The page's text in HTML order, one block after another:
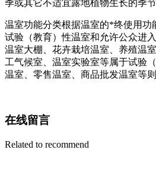
季或其它不适宜露地植物生长的季
温室功能分类根据温室的*终使用功
试验（教育）性温室和允许公众进
温室大棚、花卉栽培温室、养殖温
工气候室、温室实验室等属于试验
温室、零售温室、商品批发温室等
在线留言
Related to recommend